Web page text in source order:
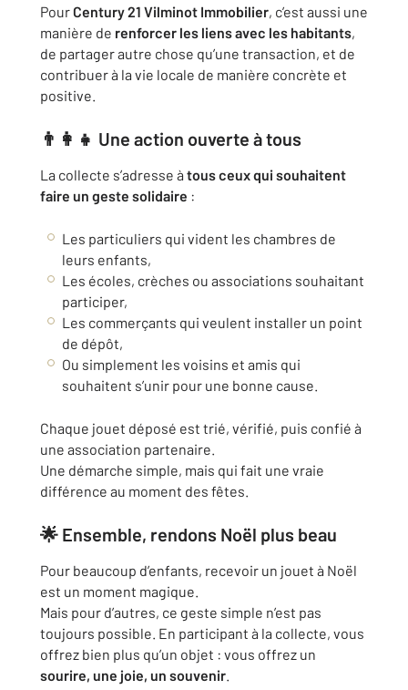
PourCentury 21 Vilminot Immobilier, c’est aussi une
manière de renforcer les liens avec les habitants,
de partager autre chose qu’une transaction, et de
contribuer à la vie locale de manière concrète et
positive.
👨‍👩‍👧 Une action ouverte à tous
La collecte s’adresse à tous ceux qui souhaitent
faire un geste solidaire :
Les particuliers qui vident les chambres de
leurs enfants,
Les écoles, crèches ou associations souhaitant
participer,
Les commerçants qui veulent installer un point
de dépôt,
Ou simplement les voisins et amis qui
souhaitent s’unir pour une bonne cause.
Chaque jouet déposé est trié, vérifié, puis confié à
une association partenaire.
Une démarche simple, mais qui fait une vraie
différence au moment des fêtes.
🌟 Ensemble, rendons Noël plus beau
Pour beaucoup d’enfants, recevoir un jouet à Noël
est un moment magique.
Mais pour d’autres, ce geste simple n’est pas
toujours possible. En participant à la collecte, vous
offrez bien plus qu’un objet : vous offrez un
sourire, une joie, un souvenir.